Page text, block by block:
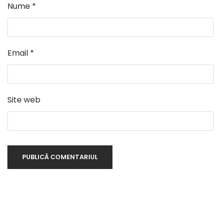
Nume *
Email *
Site web